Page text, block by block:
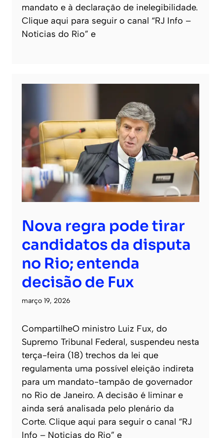
mandato e à declaração de inelegibilidade.
Clique aqui para seguir o canal “RJ Info –
Noticias do Rio” e
Nova regra pode tirar
candidatos da disputa
no Rio; entenda
decisão de Fux
março 19, 2026
CompartilheO ministro Luiz Fux, do
Supremo Tribunal Federal, suspendeu nesta
terça-feira (18) trechos da lei que
regulamenta uma possível eleição indireta
para um mandato-tampão de governador
no Rio de Janeiro. A decisão é liminar e
ainda será analisada pelo plenário da
Corte. Clique aqui para seguir o canal “RJ
Info – Noticias do Rio” e